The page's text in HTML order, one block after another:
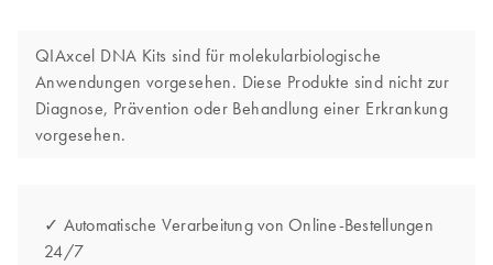
QIAxcel DNA Kits sind für molekularbiologische
Anwendungen vorgesehen. Diese Produkte sind nicht zur
Diagnose, Prävention oder Behandlung einer Erkrankung
vorgesehen.
✓ Automatische Verarbeitung von Online-Bestellungen
24/7